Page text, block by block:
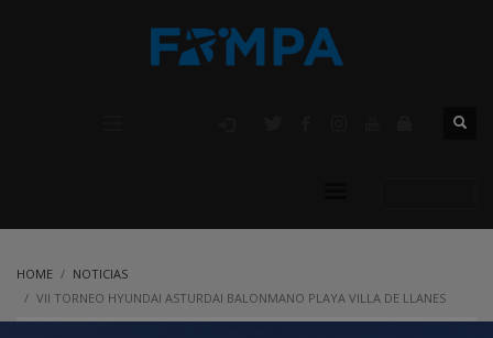
HOME
NOTICIAS
VII TORNEO HYUNDAI ASTURDAI BALONMANO PLAYA VILLA DE LLANES